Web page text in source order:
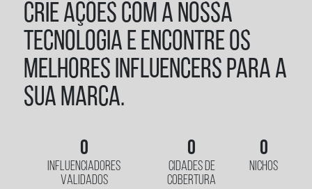
Crie ações com a nossa
tecnologia e encontre os
melhores influencers para a
sua marca.
0
INFLUENCIADORES
VALIDADOS
0
CIDADES DE
COBERTURA
0
NICHOS